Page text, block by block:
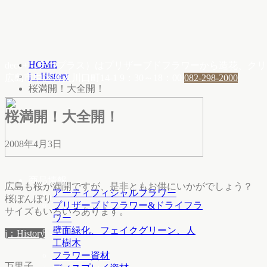
deco+（デコプラス）はプリザーブドフラワーから造花、
広島市中区舟入川口町14-1
082-298-2000
商品情報
アーティフィシャルフラワー
プリザーブドフラワー&ドライフラ
ワー
壁面緑化、フェイクグリーン、人
工樹木
フラワー資材
HOME
j：History
桜満開！大全開！
桜満開！大全開！
2008年4月3日
広島も桜が満開ですが、是非ともお供にいかがでしょう？
桜ぼんぼり
サイズもいろいろあります。
j：History